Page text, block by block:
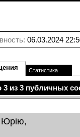
06.03.2024
Статистика
3 из 3 публичных